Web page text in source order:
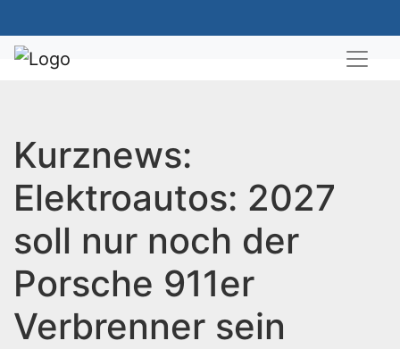
Kurznews:
Elektroautos: 2027
soll nur noch der
Porsche 911er
Verbrenner sein